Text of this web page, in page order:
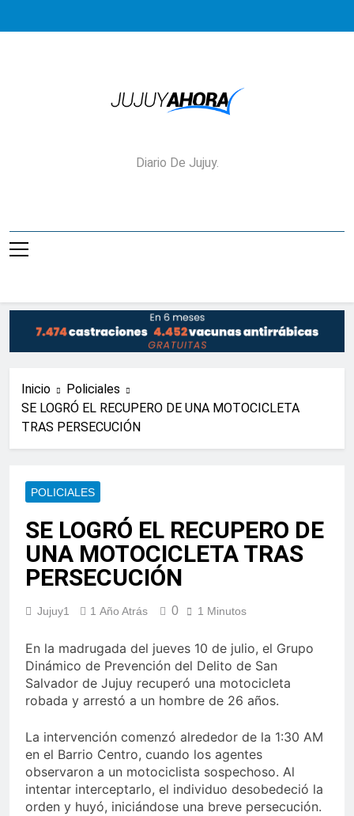
Jujuy Ahora!
Diario De Jujuy.
Inicio
Policiales
SE LOGRÓ EL RECUPERO DE UNA MOTOCICLETA
TRAS PERSECUCIÓN
POLICIALES
SE LOGRÓ EL RECUPERO DE
UNA MOTOCICLETA TRAS
PERSECUCIÓN
Jujuy1 1 Año Atrás 0 1 Minutos
En la madrugada del jueves 10 de julio, el Grupo
Dinámico de Prevención del Delito de San
Salvador de Jujuy recuperó una motocicleta
robada y arrestó a un hombre de 26 años.
La intervención comenzó alrededor de la 1:30 AM
en el Barrio Centro, cuando los agentes
observaron a un motociclista sospechoso. Al
intentar interceptarlo, el individuo desobedeció la
orden y huyó, iniciándose una breve persecución.